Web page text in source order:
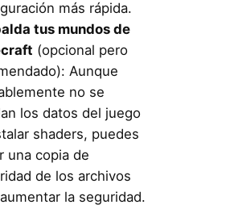
más rápida.
tus mundos de
(opcional pero
Aunque
no se
los datos del juego
shaders, puedes
una copia de
de los archivos
la seguridad.